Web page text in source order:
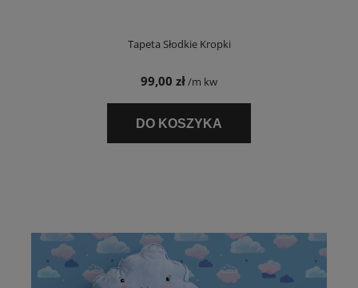
Tapeta Słodkie Kropki
99,00 zł/m kw
DO KOSZYKA